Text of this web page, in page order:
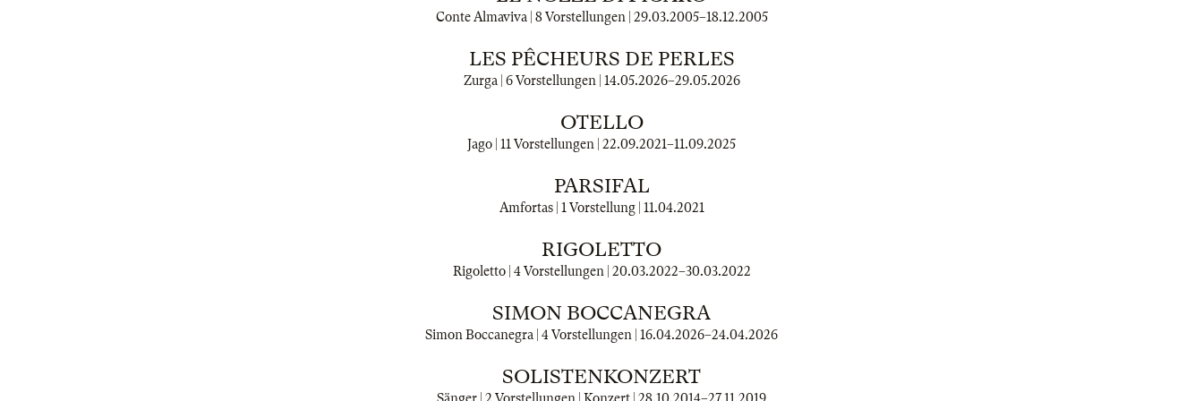
Conte Almaviva | 8 Vorstellungen | 29.03.2005–18.12.2005
LES PÊCHEURS DE PERLES
Zurga | 6 Vorstellungen | 14.05.2026–29.05.2026
OTELLO
Jago | 11 Vorstellungen | 22.09.2021–11.09.2025
PARSIFAL
Amfortas | 1 Vorstellung | 11.04.2021
RIGOLETTO
Rigoletto | 4 Vorstellungen | 20.03.2022–30.03.2022
SIMON BOCCANEGRA
Simon Boccanegra | 4 Vorstellungen | 16.04.2026–24.04.2026
SOLISTENKONZERT